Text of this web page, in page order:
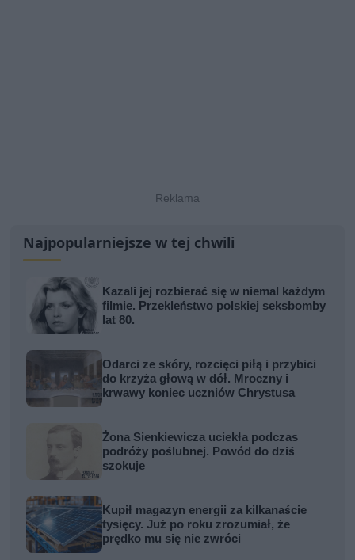
Najpopularniejsze w tej chwili
Kazali jej rozbierać się w niemal każdym
filmie. Przekleństwo polskiej seksbomby
lat 80.
Odarci ze skóry, rozcięci piłą i przybici
do krzyża głową w dół. Mroczny i
krwawy koniec uczniów Chrystusa
Żona Sienkiewicza uciekła podczas
podróży poślubnej. Powód do dziś
szokuje
Kupił magazyn energii za kilkanaście
tysięcy. Już po roku zrozumiał, że
prędko mu się nie zwróci